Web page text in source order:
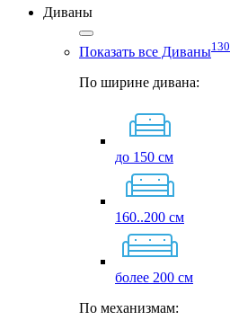
Диваны
Показать все Диваны130
По ширине дивана:
до 150 см
160..200 см
более 200 см
По механизмам: